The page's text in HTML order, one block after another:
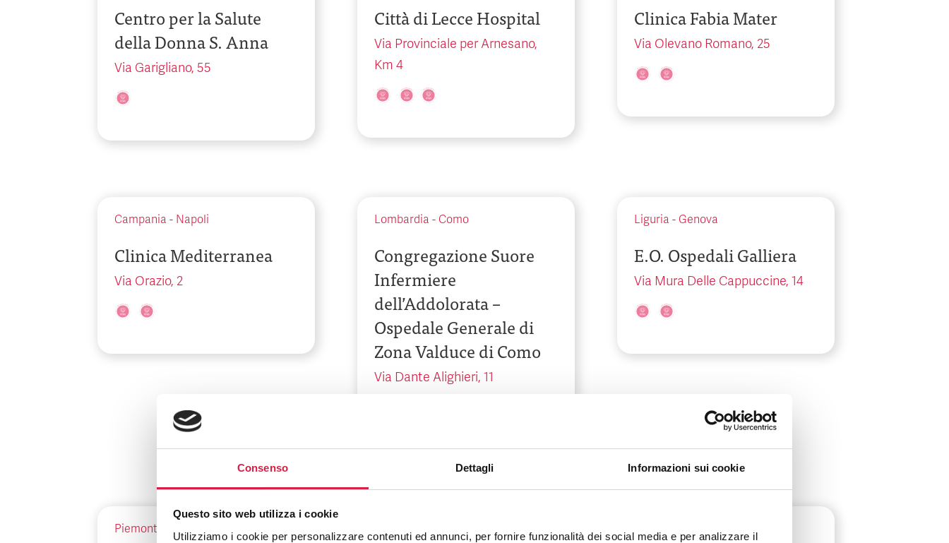
Consenso Dettagli Informazioni sui cookie
Questo sito web utilizza i cookie
Utilizziamo i cookie per personalizzare contenuti ed annunci, per fornire funzionalità dei social media e per analizzare il
Centro per la Salute
della Donna S. Anna
Via Garigliano, 55
Città di Lecce Hospital
Via Provinciale per Arnesano,
Km 4
Clinica Fabia Mater
Via Olevano Romano, 25
Campania - Napoli
Clinica Mediterranea
Via Orazio, 2
Lombardia - Como
Congregazione Suore
Infermiere
dell’Addolorata –
Ospedale Generale di
Zona Valduce di Como
Via Dante Alighieri, 11
Liguria - Genova
E.O. Ospedali Galliera
Via Mura Delle Cappuccine, 14
Piemonte Torino Campania- Napoli Lombardia Milano